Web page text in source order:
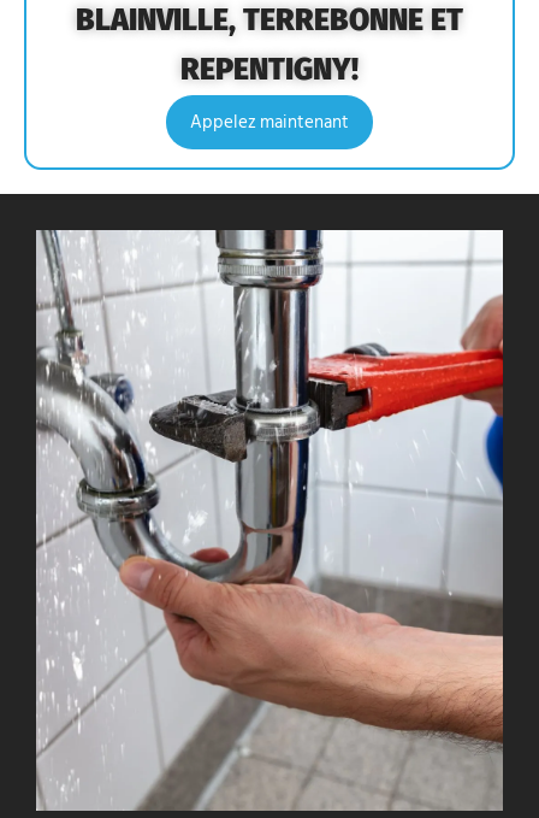
BLAINVILLE, TERREBONNE ET
REPENTIGNY!
Appelez maintenant